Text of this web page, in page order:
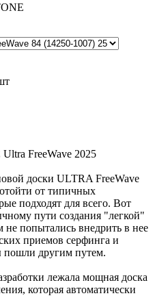
FreeWave 2025
доски ULTRA FreeWave
от типичных
подходят для всего. Вот
пути создания "легкой"
не попытались внедрить в нее
приемов серфинга и
пошли другим путем.
лежала мощная доска
которая автоматически